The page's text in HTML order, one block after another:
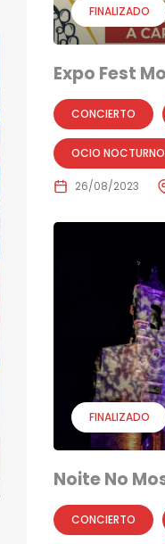
FINALIZADO
Expo Fest
CONCIERTO
OCIO NOCTURNO
26/08/2023
FINALIZADO
Noite No
CONCIERTO